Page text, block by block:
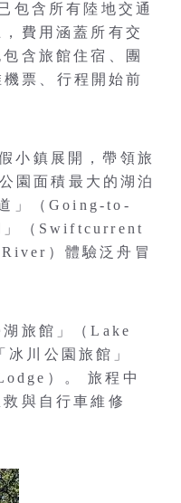
包含所有陸地交通
費用涵蓋所有交
含旅館住宿、團
票、行程開始前
小鎮展開，帶領旅
園面積最大的湖泊
」（Going-to-
」（Swiftcurrent
）體驗泛舟冒
旅館」（Lake
川公園旅館」
）。 旅程中
與自行車維修